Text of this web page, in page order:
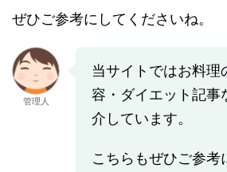
ぜひご参考にしてくださいね。
管理人
当サイトではお料理
容・ダイエット記事
介しています。
こちらもぜひご参考